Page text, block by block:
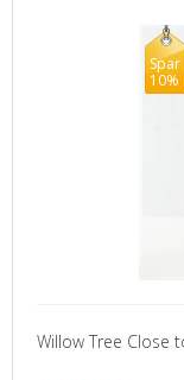
Spar
10%
Willow Tree Close